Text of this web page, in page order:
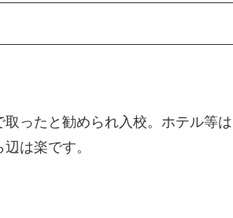
ったと勧められ入校。ホテル等
は楽です。